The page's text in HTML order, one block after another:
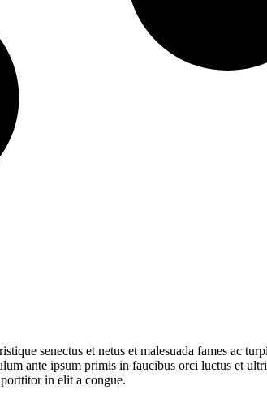
senectus et netus et malesuada fames ac
ante ipsum primis in faucibus orci luctus et
in elit a congue.